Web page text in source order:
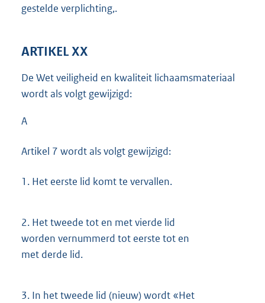
gestelde verplichting,.
ARTIKEL XX
De Wet veiligheid en kwaliteit lichaamsmateriaal
wordt als volgt gewijzigd:
A
Artikel 7 wordt als volgt gewijzigd:
1. Het eerste lid komt te vervallen.
2. Het tweede tot en met vierde lid
worden vernummerd tot eerste tot en
met derde lid.
3. In het tweede lid (nieuw) wordt «Het